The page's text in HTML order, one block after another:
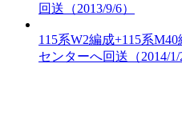
回送（2013/9/6）
115系W2編成+115系
センターへ回送（2014/1/